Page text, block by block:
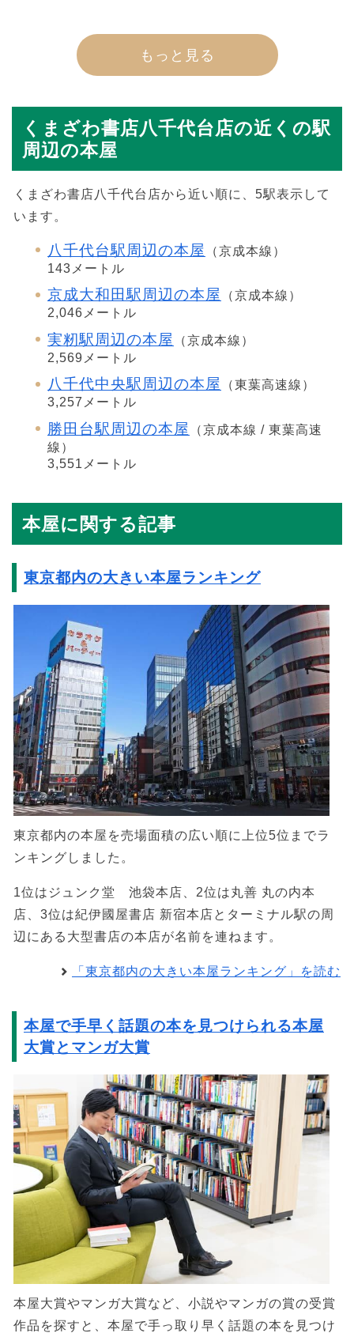
もっと見る
くまざわ書店八千代台店の近くの駅
周辺の本屋
くまざわ書店八千代台店から近い順に、5駅表示して
います。
八千代台駅周辺の本屋
（京成本線）
143メートル
京成大和田駅周辺の本屋
（京成本線）
2,046メートル
実籾駅周辺の本屋
（京成本線）
2,569メートル
八千代中央駅周辺の本屋
（東葉高速線）
3,257メートル
勝田台駅周辺の本屋
（京成本線 / 東葉高速
線）
3,551メートル
本屋に関する記事
東京都内の大きい本屋ランキング
東京都内の本屋を売場面積の広い順に上位5位までラ
ンキングしました。
1位はジュンク堂 池袋本店、2位は丸善 丸の内本
店、3位は紀伊國屋書店 新宿本店とターミナル駅の周
辺にある大型書店の本店が名前を連ねます。
「東京都内の大きい本屋ランキング」を読む
本屋で手早く話題の本を見つけられる本屋
大賞とマンガ大賞
本屋大賞やマンガ大賞など、小説やマンガの賞の受賞
作品を探すと、本屋で手っ取り早く話題の本を見つけ